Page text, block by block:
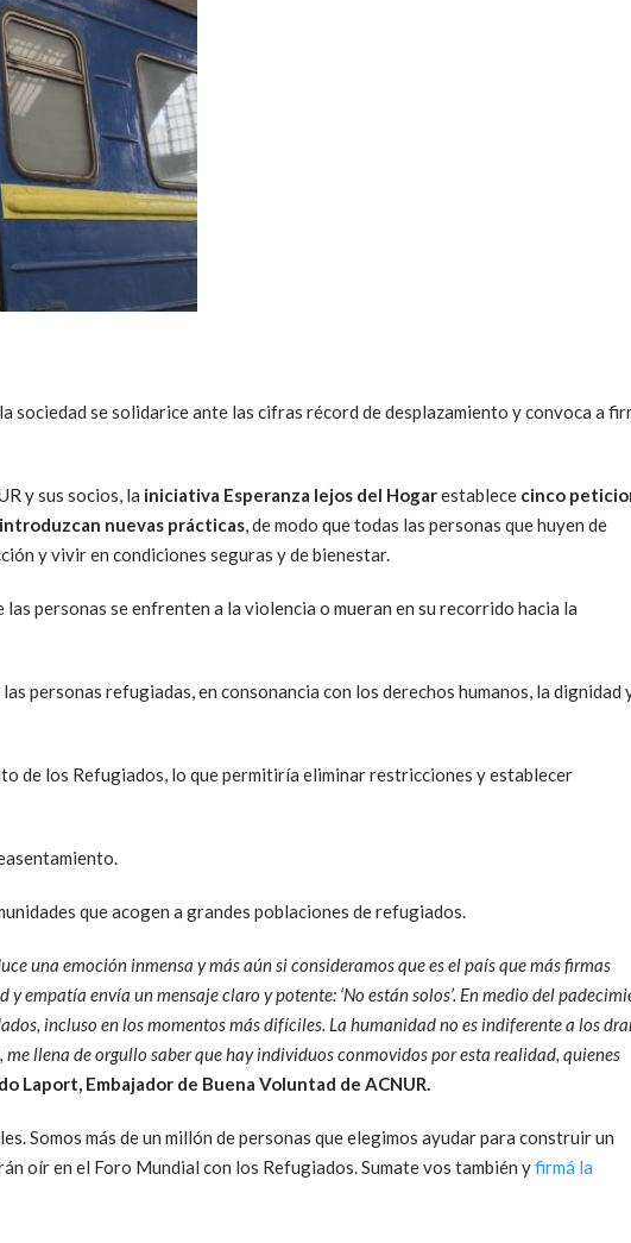
sociedad se solidarice ante las cifras récord de desplazamiento y convoca a
y sus socios, la iniciativa Esperanza lejos del Hogarestablece cinco
nuevas prácticas, de modo que todas las personas que huyen de
y vivir en condiciones seguras y de bienestar.
personas se enfrenten a la violencia o mueran en su recorrido hacia la
personas refugiadas, en consonancia con los derechos humanos, la dignidad
de los Refugiados, lo que permitiría eliminar restricciones y establecer
que acogen a grandes poblaciones de refugiados.
una emoción inmensa y más aún si consideramos que es el país que más firmas
empatía envía un mensaje claro y potente: ‘No están solos’. En medio del
incluso en los momentos más difíciles. La humanidad no es indiferente a los
llena de orgullo saber que hay individuos conmovidos por esta realidad, quienes
Laport, Embajador de Buena Voluntad de ACNUR.
Somos más de un millón de personas que elegimos ayudar para construir un
oír en el Foro Mundial con los Refugiados. Sumate vos también yfirmá la